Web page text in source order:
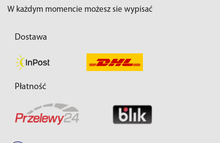
W każdym momencie możesz sie wypisać
Dostawa
Płatność